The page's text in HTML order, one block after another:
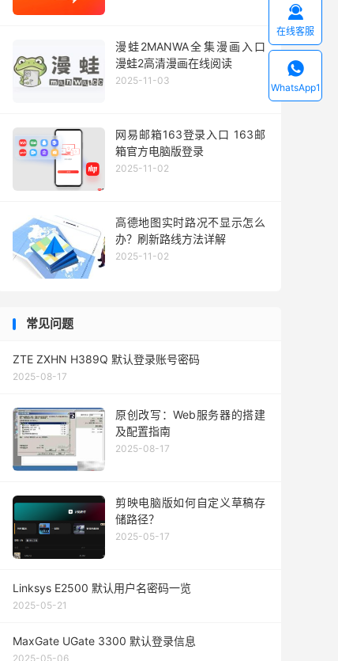
漫蛙2MANWA全集漫画入口
漫蛙2高清漫画在线阅读
2025-11-03
网易邮箱163登录入口 163邮
箱官方电脑版登录
2025-11-02
高德地图实时路况不显示怎么
办？刷新路线方法详解
2025-11-02
常见问题
ZTE ZXHN H389Q 默认登录账号密码
2025-08-17
原创改写：Web服务器的搭建
及配置指南
2025-08-17
剪映电脑版如何自定义草稿存
储路径？
2025-05-17
Linksys E2500 默认用户名密码一览
2025-05-21
MaxGate UGate 3300 默认登录信息
2025-05-06

在线客服

WhatsApp1